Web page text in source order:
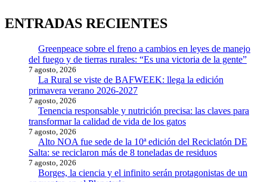
ENTRADAS RECIENTES
Greenpeace sobre el freno a cambios en leyes de manejo
del fuego y de tierras rurales: “Es una victoria de la gente”
7 agosto, 2026
La Rural se viste de BAFWEEK: llega la edición
primavera verano 2026-2027
7 agosto, 2026
Tenencia responsable y nutrición precisa: las claves para
transformar la calidad de vida de los gatos
7 agosto, 2026
Alto NOA fue sede de la 10ª edición del Reciclatón DE
Salta: se reciclaron más de 8 toneladas de residuos
7 agosto, 2026
Borges, la ciencia y el infinito serán protagonistas de un